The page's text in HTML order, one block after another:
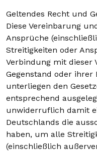
Geltendes Recht und
Diese Vereinbarung
Ansprüche
Streitigkeiten oder
Verbindung mit dieser
Gegenstand oder ihrer
unterliegen den
entsprechend
unwiderruflich damit
Deutschlands die
haben, um alle
(einschließlich